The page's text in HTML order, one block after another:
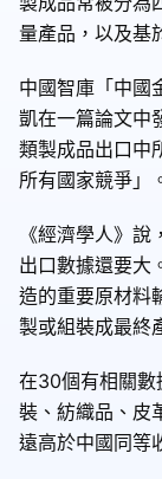
量產品，以及基
中國智庫「中國
凱在一篇論文中
類製成品出口中
所有國家競爭」
《經濟學人》
出口數據還要大
造的重要原材料
製或組裝成最終
在30個有相關數
裝、紡織品、皮
遠高於中國同等